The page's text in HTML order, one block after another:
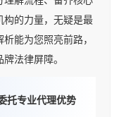
构的力量，无疑是最
能为您照亮前路，
法律屏障。
托专业代理优势